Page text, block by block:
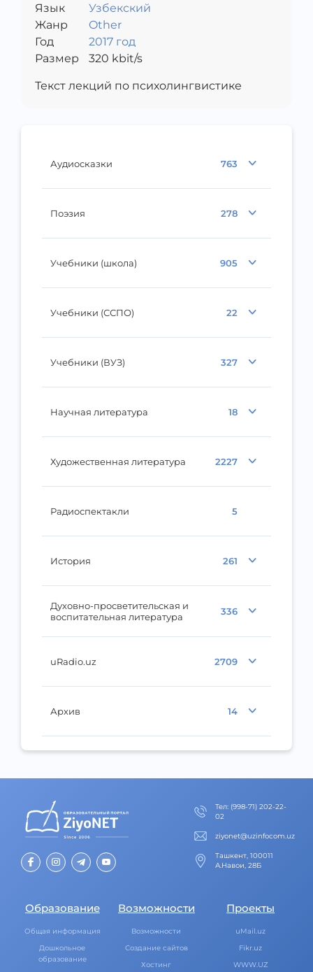
Аудиосказки 763
Поэзия 278
Учебники (школа) 905
Учебники (ССПО) 22
Учебники (ВУЗ) 327
Научная литература 18
Художественная литература 2227
Радиоспектакли 5
История 261
Духовно-просветительская и
воспитательная литература
336
uRadio.uz 2709
Архив 14
Язык
Узбекский
Жанр
Other
Год
2017 год
Размер
320 kbit/s
Текст лекций по психолингвистике
Тел: (998-71) 202-22-
02
ziyonet@uzinfocom.uz
Ташкент, 100011
А.Навои, 28Б
Образование
Общая информация
Дошкольное
образование
Возможности
Возможности
Создание сайтов
Хостинг
Проекты
uMail.uz
Fikr.uz
WWW.UZ